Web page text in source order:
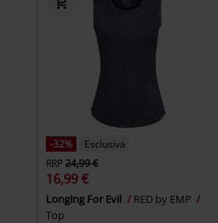
-32%
Esclusiva
RRP24,99 €
16,99 €
Longing For Evil
RED by EMP
Top